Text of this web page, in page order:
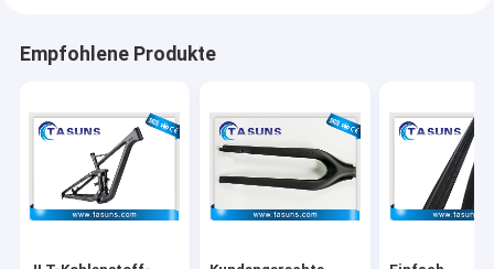
Empfohlene Produkte